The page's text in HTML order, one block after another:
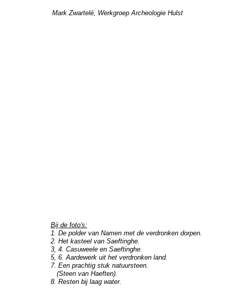
Mark Zwartelé, Werkgroep Archeologie Hulst
Bij de foto's:
1. De polder van Namen met de verdronken dorpen.
2. Het kasteel van Saeftinghe.
3, 4. Casuweele en Saeftinghe.
5, 6. Aardewerk uit het verdronken land.
7. Een prachtig stuk natuursteen.
(Steen van Haeften).
8. Resten bij laag water.